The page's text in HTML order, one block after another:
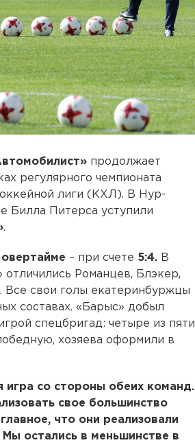
продолжает
регулярного чемпионата
лиги (КХЛ). В Нур-
Билла Питерса уступили
.
овертайме – при счете 5:4. В
Романцев, Блэкер,
Все свои голы екатеринбуржцы
составах. «Барыс» добыл
спецбригад: четыре из пяти
хозяева оформили в
со стороны обеих команд.
свое большинство
что они реализовали
остались в меньшинстве в